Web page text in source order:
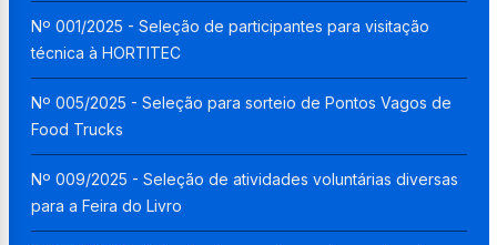
Nº 001/2025 - Seleção de participantes para visitação
técnica à HORTITEC
Nº 005/2025 - Seleção para sorteio de Pontos Vagos de
Food Trucks
Nº 009/2025 - Seleção de atividades voluntárias diversas
para a Feira do Livro